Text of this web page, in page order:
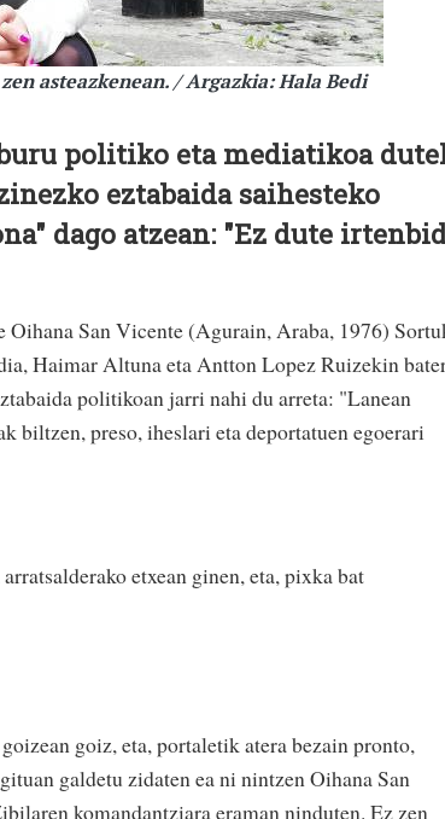
asteazkenean. / Argazkia: Hala Bedi
politiko eta mediatikoa
eztabaida saihesteko
dago atzean: "Ez dute
San Vicente (Agurain, Araba, 1976)
Haimar Altuna eta Antton Lopez Ruizekin
politikoan jarri nahi du arreta: "Lanean
biltzen, preso, iheslari eta deportatuen egoerari
etxean ginen, eta, pixka bat
goiz, eta, portaletik atera bezain pronto,
galdetu zidaten ea ni nintzen Oihana San
komandantziara eraman ninduten. Ez zen